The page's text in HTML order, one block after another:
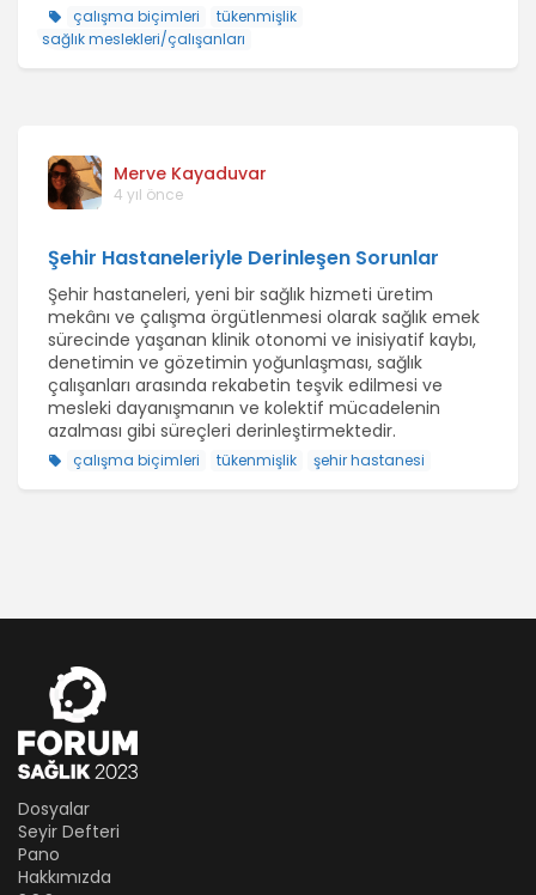
çalışma biçimleri
tükenmişlik
sağlık meslekleri/çalışanları
Merve Kayaduvar
4 yıl önce
Şehir Hastaneleriyle Derinleşen Sorunlar
Şehir hastaneleri, yeni bir sağlık hizmeti üretim
mekânı ve çalışma örgütlenmesi olarak sağlık emek
sürecinde yaşanan klinik otonomi ve inisiyatif kaybı,
denetimin ve gözetimin yoğunlaşması, sağlık
çalışanları arasında rekabetin teşvik edilmesi ve
mesleki dayanışmanın ve kolektif mücadelenin
azalması gibi süreçleri derinleştirmektedir.
çalışma biçimleri tükenmişlik şehir hastanesi
Dosyalar
Seyir Defteri
Pano
Hakkımızda